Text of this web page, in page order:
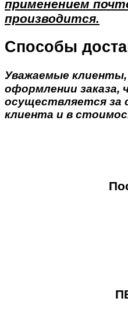
применением
производится.
Способы
Уважаемые
оформлении заказа,
осуществляется за
клиента и в